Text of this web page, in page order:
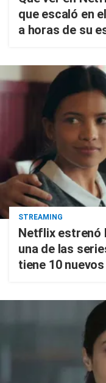
que escaló en
a horas de su
STREAMING
Netflix estrenó
una de las
tiene 10